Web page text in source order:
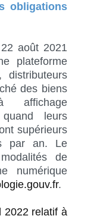
obligations
août 2021
plateforme
distributeurs
des biens
quand leurs
supérieurs
par an. Le
de
numérique
.
2022 relatif à